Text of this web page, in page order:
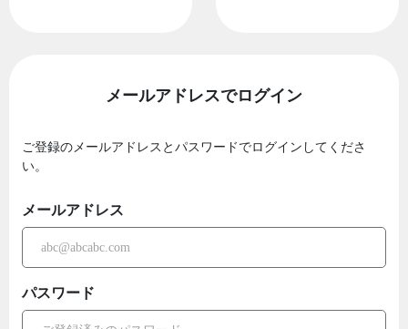
メールアドレスでログイン
ご登録のメールアドレスとパスワードでログインしてくださ
い。
メールアドレス
パスワード